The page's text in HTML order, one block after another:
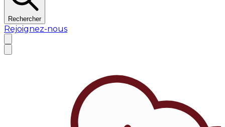
Rechercher
Rejoignez-nous